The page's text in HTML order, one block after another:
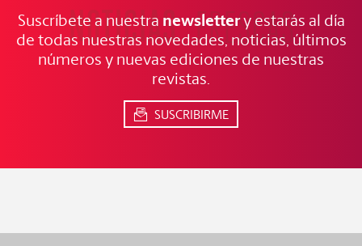
NOTICIAS FRESCAS
Suscríbete a nuestra newslettery estarás al día
de todas nuestras novedades, noticias, últimos
números y nuevas ediciones de nuestras
revistas.
SUSCRIBIRME